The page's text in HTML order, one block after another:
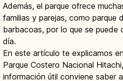
Además, el parque ofrece
familias y parejas, como parque
barbacoas, por lo que se puede
día.
En este artículo te explicamos
Parque Costero Nacional
información útil conviene saber